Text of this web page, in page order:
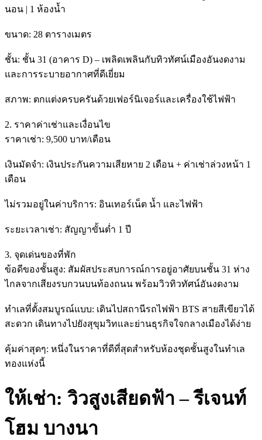
นอน | 1 ห้องน้ำ
ขนาด: 28 ตารางเมตร
ชั้น: ชั้น 31 (อาคาร D) – เพลิดเพลินกับทิวทัศน์เมืองอันงดงาม
และการระบายอากาศที่ดีเยี่ยม
สภาพ: ตกแต่งครบครันด้วยเฟอร์นิเจอร์และเครื่องใช้ไฟฟ้า
2. ราคาค่าเช่าและเงื่อนไข
ราคาเช่า: 9,500 บาท/เดือน
เงินมัดจำ: เงินประกันความเสียหาย 2 เดือน + ค่าเช่าล่วงหน้า 1
เดือน
ไม่รวมอยู่ในค่าบริการ: อินเทอร์เน็ต น้ำ และไฟฟ้า
ระยะเวลาเช่า: สัญญาขั้นต่ำ 1 ปี
3. จุดเด่นของที่พัก
ข้อดีของชั้นสูง: สัมผัสประสบการณ์การอยู่อาศัยบนชั้น 31 ห่าง
ไกลจากเสียงรบกวนบนท้องถนน พร้อมวิวทิวทัศน์อันงดงาม
ทำเลที่ตั้งสมบูรณ์แบบ: เดินไปสถานีรถไฟฟ้า BTS สายสีเขียวได้
สะดวก เดินทางไปยังสุขุมวิทและย่านธุรกิจใจกลางเมืองได้ง่าย
คุ้มค่าสุดๆ: หนึ่งในราคาที่ดีที่สุดสำหรับห้องชุดชั้นสูงในทำเล
ทองแห่งนี้
ให้เช่า: วิวสูงเสียดฟ้า – รีเจนท์
โฮม บางนา